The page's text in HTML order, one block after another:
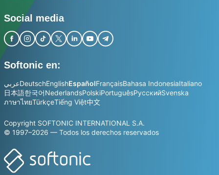
Social media
Softonic en:
عربيDeutschEnglishEspañolFrançaisBahasa IndonesiaItaliano
日本語한국어NederlandsPolskiPortuguêsРусскийSvenska
ภาษาไทยTürkçeTiếng Việt中文
Copyright SOFTONIC INTERNATIONAL S.A.
© 1997–2026 — Todos los derechos reservados